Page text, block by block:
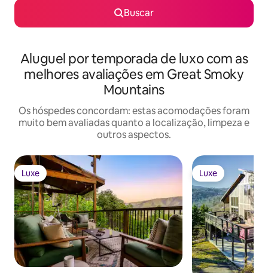
Buscar
Aluguel por temporada de luxo com as
melhores avaliações em Great Smoky
Mountains
Os hóspedes concordam: estas acomodações foram
muito bem avaliadas quanto a localização, limpeza e
outros aspectos.
Luxe
Luxe Luxe
Luxe